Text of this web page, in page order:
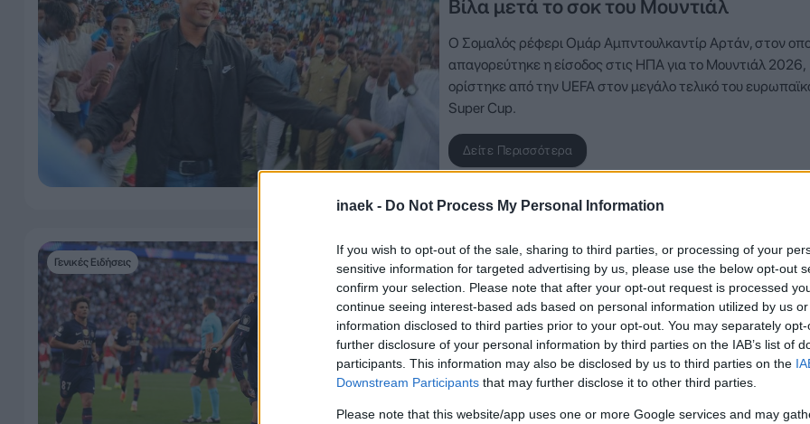
inaek - Do Not Process My Personal Information
If you wish to opt-out of the sale, sharing to third parties, or processing of your
sensitive information for targeted advertising by us, please use the below opt-out
confirm your selection. Please note that after your opt-out request is processed
continue seeing interest-based ads based on personal information utilized by us
information disclosed to third parties prior to your opt-out. You may separately
further disclosure of your personal information by third parties on the IAB’s list of
participants. This information may also be disclosed by us to third parties on the
Downstream Participants that may further disclose it to other third parties.
Please note that this website/app uses one or more Google services and may
Βίλα μετά το σοκ του Μουντιάλ
Ο Σομαλός ρέφερι Ομάρ Αμπντουλκαντίρ Αρτάν, στον
απαγορεύτηκε η είσοδος στις ΗΠΑ για το Μουντιάλ 2026,
ορίστηκε από την UEFA στον μεγάλο τελικό του
Super Cup.
Δείτε Περισσότερα
Γενικές Ειδήσεις
31 Μαΐου 2026, 13:43
Στις 12 Αυγούστου το Super Cup
ανάμεσα σε Παρί Σεν Ζερμέν και Άστον
Βίλα
Η Παρί Σεν Ζερμέν θα έχει την ευκαιρία να προσθέσει
ένα ευρωπαϊκό τρόπαιο στη συλλογή της, καθώς θα
αντιμετωπίσει την Άστον Βίλα στον τελικό του UEFA